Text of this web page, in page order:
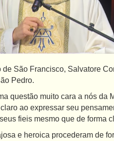
São Francisco, Salvatore
Pedro.
questão muito cara a nós da
ao expressar seu
fieis mesmo que de forma
e heroica procederam de